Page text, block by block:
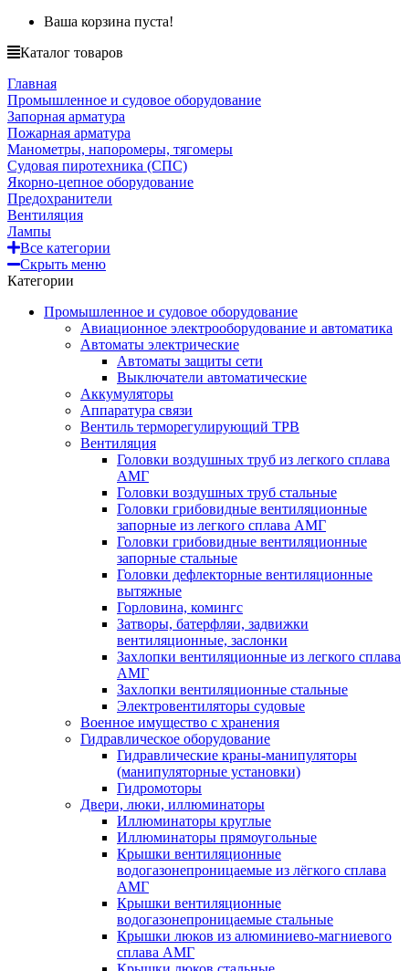
Ваша корзина пуста!
Каталог товаров
Главная
Промышленное и судовое оборудование
Запорная арматура
Пожарная арматура
Манометры, напоромеры, тягомеры
Судовая пиротехника (СПС)
Якорно-цепное оборудование
Предохранители
Вентиляция
Лампы
Все категории
Скрыть меню
Категории
Промышленное и судовое оборудование
Авиационное электрооборудование и автоматика
Автоматы электрические
Автоматы защиты сети
Выключатели автоматические
Аккумуляторы
Аппаратура связи
Вентиль терморегулирующий ТРВ
Вентиляция
Головки воздушных труб из легкого сплава
АМГ
Головки воздушных труб стальные
Головки грибовидные вентиляционные
запорные из легкого сплава АМГ
Головки грибовидные вентиляционные
запорные стальные
Головки дефлекторные вентиляционные
вытяжные
Горловина, комингс
Затворы, батерфляи, задвижки
вентиляционные, заслонки
Захлопки вентиляционные из легкого сплава
АМГ
Захлопки вентиляционные стальные
Электровентиляторы судовые
Военное имущество с хранения
Гидравлическое оборудование
Гидравлические краны-манипуляторы
(манипуляторные установки)
Гидромоторы
Двери, люки, иллюминаторы
Иллюминаторы круглые
Иллюминаторы прямоугольные
Крышки вентиляционные
водогазонепроницаемые из лёгкого сплава
АМГ
Крышки вентиляционные
водогазонепроницаемые стальные
Крышки люков из алюминиево-магниевого
сплава АМГ